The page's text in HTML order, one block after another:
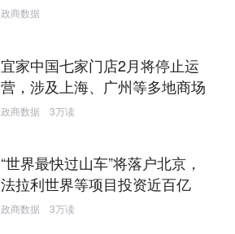
政商数据
宜家中国七家门店2月将停止运
营，涉及上海、广州等多地商场
政商数据 3万读
“世界最快过山车”将落户北京，
法拉利世界等项目投资近百亿
政商数据 3万读